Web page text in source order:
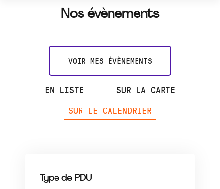
Nos évènements
VOIR MES ÉVÈNEMENTS
EN LISTE
SUR LA CARTE
SUR LE CALENDRIER
Type de PDU